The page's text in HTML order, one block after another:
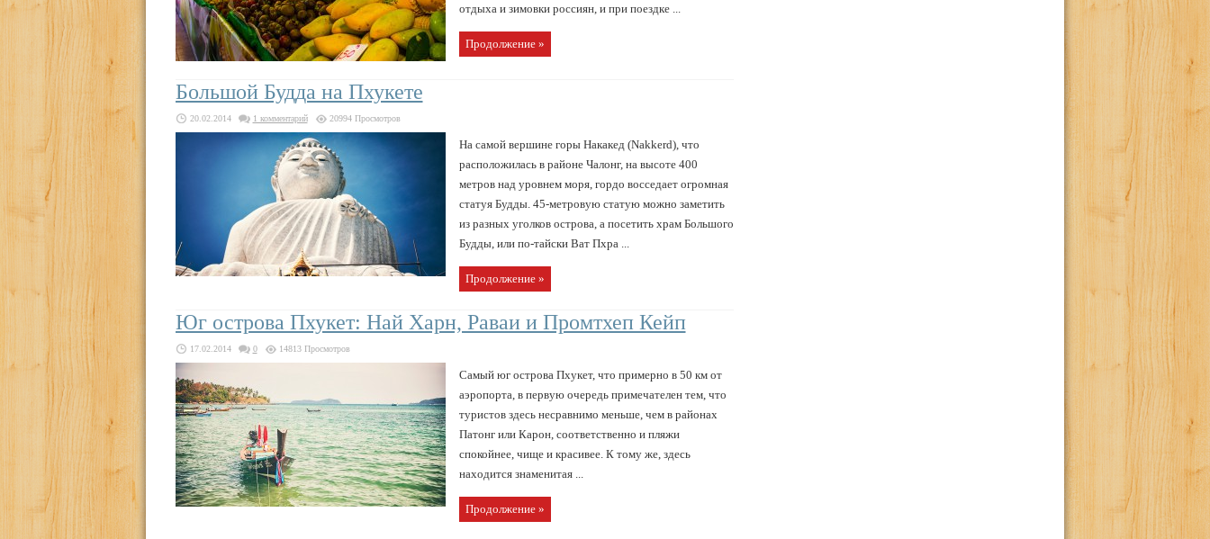
отдыха и зимовки россиян, и при поездке ...
Продолжение »
Большой Будда на Пхукете
20.02.2014 1 комментарий 20994 Просмотров
На самой вершине горы Накакед (Nakkerd), что
расположилась в районе Чалонг, на высоте 400
метров над уровнем моря, гордо восседает огромная
статуя Будды. 45-метровую статую можно заметить
из разных уголков острова, а посетить храм Большого
Будды, или по-тайски Ват Пхра ...
Продолжение »
Юг острова Пхукет: Най Харн, Раваи и Промтхеп Кейп
17.02.2014 0 14813 Просмотров
Самый юг острова Пхукет, что примерно в 50 км от
аэропорта, в первую очередь примечателен тем, что
туристов здесь несравнимо меньше, чем в районах
Патонг или Карон, соответственно и пляжи
спокойнее, чище и красивее. К тому же, здесь
находится знаменитая ...
Продолжение »